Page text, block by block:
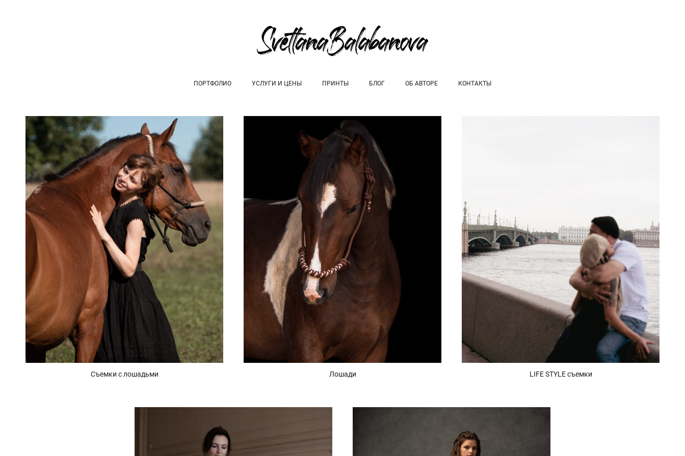
ПОРТФОЛИО УСЛУГИ И ЦЕНЫ ПРИНТЫ БЛОГ ОБ АВТОРЕ КОНТАКТЫ
Съемки с лошадьми Лошади LIFE STYLE съемки